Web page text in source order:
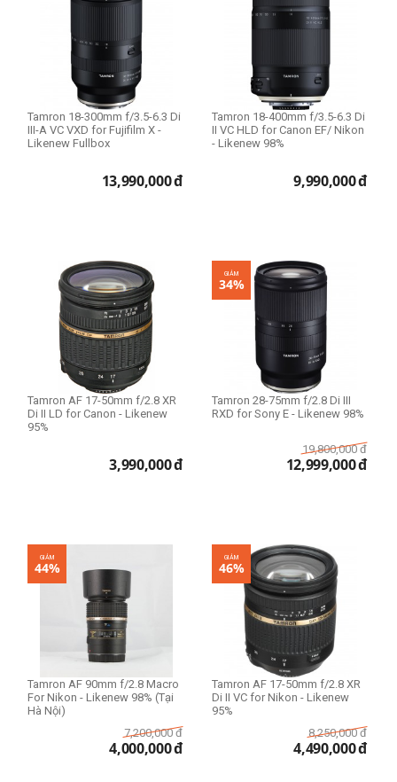
Tamron 18-300mm f/3.5-6.3 Di
III-A VC VXD for Fujifilm X -
Likenew Fullbox
13,990,000đ
Tamron 18-400mm f/3.5-6.3 Di
II VC HLD for Canon EF/ Nikon
- Likenew 98%
9,990,000đ
Tamron AF 17-50mm f/2.8 XR
Di II LD for Canon - Likenew
95%
3,990,000đ
GIẢM
34%
Tamron 28-75mm f/2.8 Di III
RXD for Sony E - Likenew 98%
19,800,000 đ
12,999,000đ
GIẢM
44%
Tamron AF 90mm f/2.8 Macro
For Nikon - Likenew 98% (Tại
Hà Nội)
7,200,000 đ
4,000,000đ
GIẢM
46%
Tamron AF 17-50mm f/2.8 XR
Di II VC for Nikon - Likenew
95%
8,250,000 đ
4,490,000đ